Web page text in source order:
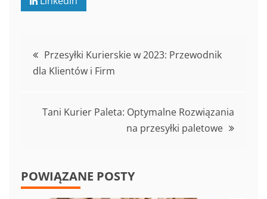
Nawigacja
wpisu
Przesyłki Kurierskie w 2023: Przewodnik
dla Klientów i Firm
Tani Kurier Paleta: Optymalne Rozwiązania
na przesyłki paletowe
POWIĄZANE POSTY